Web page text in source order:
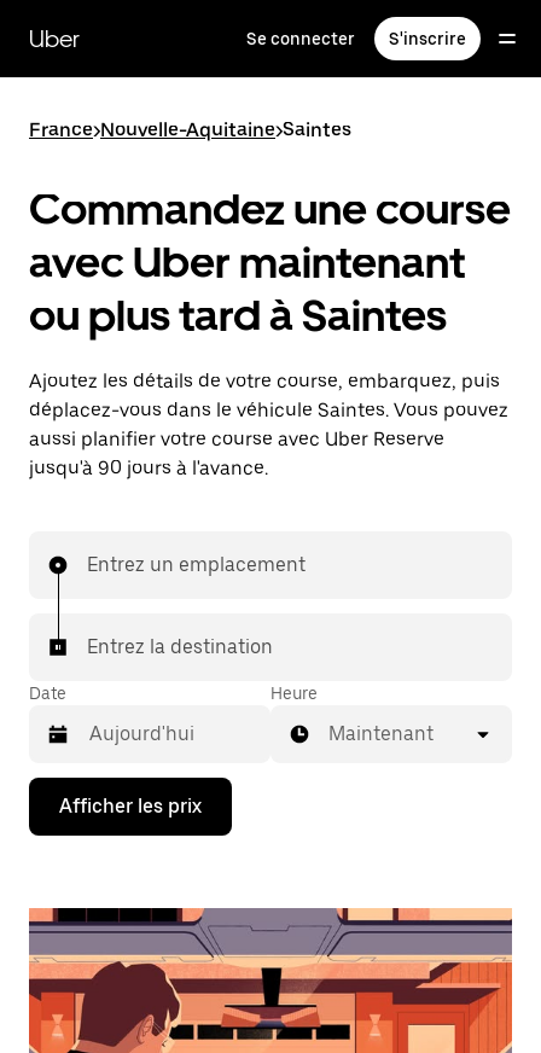
contenu
principal
Uber Se connecter S'inscrire
France>Nouvelle-Aquitaine>Saintes
Commandez une course
avec Uber maintenant
ou plus tard à Saintes
Ajoutez les détails de votre course, embarquez, puis
déplacez-vous dans le véhicule Saintes. Vous pouvez
aussi planifier votre course avec Uber Reserve
jusqu'à 90 jours à l'avance.
Entrez un emplacement
Entrez la destination
Date
Appuyez
la
bas
interagir
avec
calendrier
Heure
Maintenant
Afficher les prix